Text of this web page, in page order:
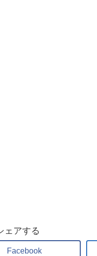
ェアする
Facebook